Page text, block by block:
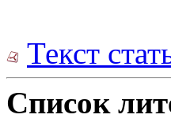
Текст
Список